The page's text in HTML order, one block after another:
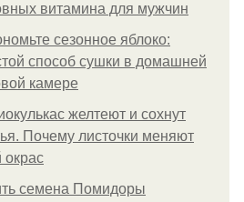
витамина для мужчин
сезонное яблоко:
способ сушки в домашней
камере
желтеют и сохнут
Почему листочки меняют
окрас
семена Помидоры